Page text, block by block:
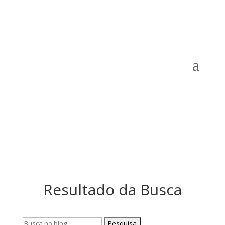
Resultado da Busca
Pesquisar